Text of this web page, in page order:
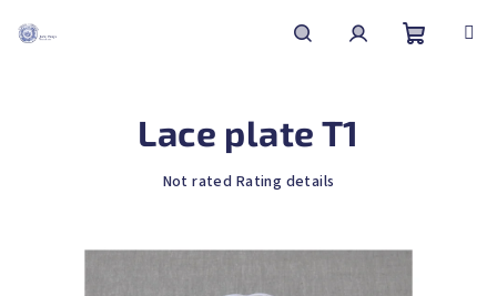
Lace plate T1
The
rating
Not rated Rating details